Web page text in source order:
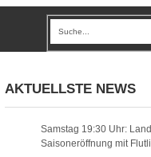
AKTUELLSTE NEWS
Samstag 19:30 Uhr:
Saisoneröffnung mit